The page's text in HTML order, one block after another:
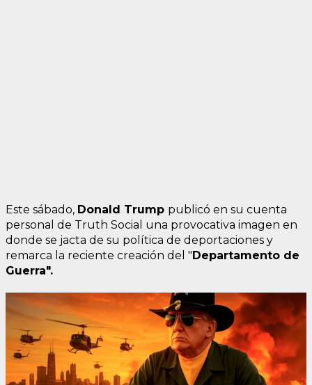
Este sábado, Donald Trump publicó en su cuenta
personal de Truth Social una provocativa imagen en
donde se jacta de su política de deportaciones y
remarca la reciente creación del "Departamento de
Guerra".